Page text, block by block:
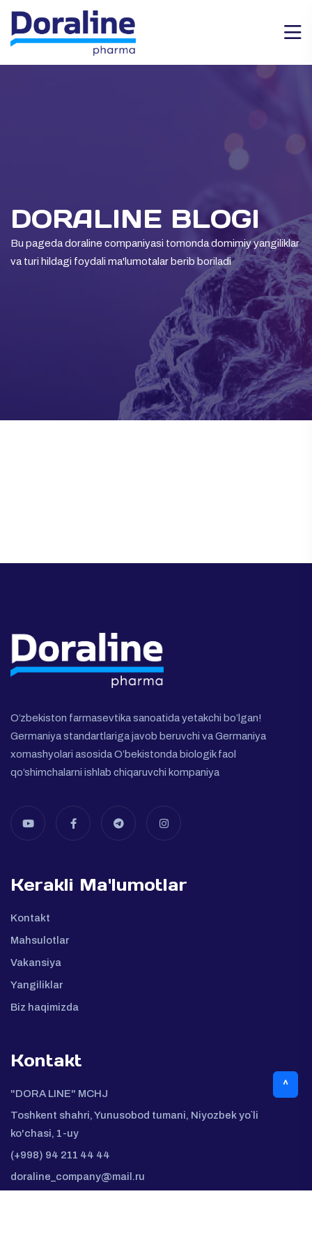
DORALINE BLOGI
Bu pageda doraline companiyasi tomonda domimiy yangiliklar
va turi hildagi foydali ma'lumotalar berib boriladi
^
O’zbekiston farmasevtika sanoatida yetakchi bo’lgan!
Germaniya standartlariga javob beruvchi va Germaniya
xomashyolari asosida O’bekistonda biologik faol
qo’shimchalarni ishlab chiqaruvchi kompaniya
Kerakli Ma'lumotlar
Kontakt
Mahsulotlar
Vakansiya
Yangiliklar
Biz haqimizda
Kontakt
"DORA LINE" MCHJ
Toshkent shahri, Yunusobod tumani, Niyozbek yo`li
ko'chasi, 1-uy
(+998) 94 211 44 44
doraline_company@mail.ru